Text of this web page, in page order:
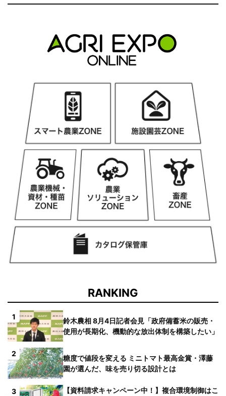
RANKING
1
鈴木農相 8月4日記者会見「政府備蓄米の販売・
使用が長期化、機動的な放出体制を構築したい」
2
糖度で値段を変える ミニトマト最高金賞・澤藤
園が選んだ、味を売り切る設計とは
3
【資料請求キャンペーン中！】複合環境制御はこ